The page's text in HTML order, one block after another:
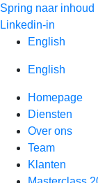
Spring naar inhoud
Linkedin-in
English
English
Homepage
Diensten
Over ons
Team
Klanten